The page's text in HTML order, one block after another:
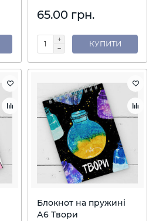
65.00 грн.
КУПИТИ
Блокнот на пружині
А6 Твори